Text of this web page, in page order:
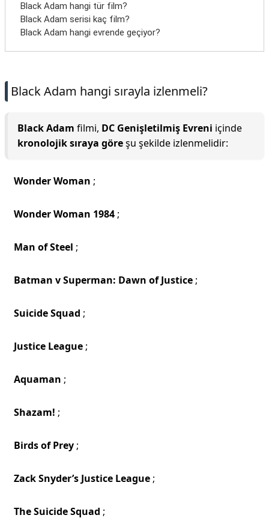
Black Adam hangi tür film?
Black Adam serisi kaç film?
Black Adam hangi evrende geçiyor?
Black Adam hangi sırayla izlenmeli?
Black Adam filmi, DC Genişletilmiş Evreni içinde
kronolojik sıraya göreşu şekilde izlenmelidir:
Wonder Woman ;
Wonder Woman 1984 ;
Man of Steel ;
Batman v Superman: Dawn of Justice ;
Suicide Squad ;
Justice League ;
Aquaman ;
Shazam! ;
Birds of Prey ;
Zack Snyder’s Justice League ;
The Suicide Squad ;